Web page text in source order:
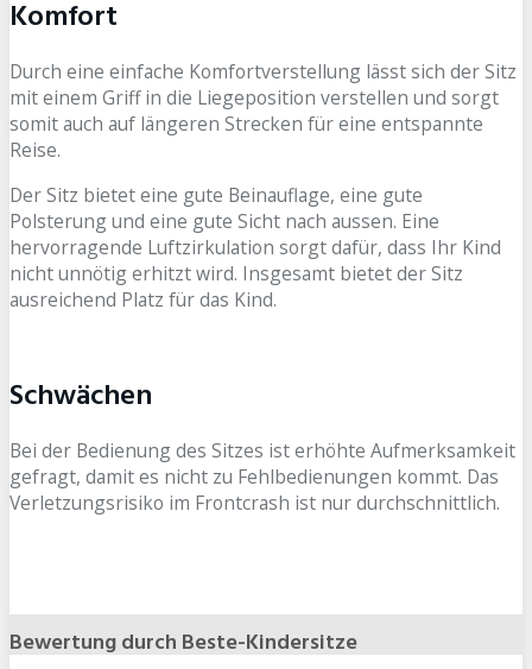
Komfort
Durch eine einfache Komfortverstellung lässt sich der Sitz
mit einem Griff in die Liegeposition verstellen und sorgt
somit auch auf längeren Strecken für eine entspannte
Reise.
Der Sitz bietet eine gute Beinauflage, eine gute
Polsterung und eine gute Sicht nach aussen. Eine
hervorragende Luftzirkulation sorgt dafür, dass Ihr Kind
nicht unnötig erhitzt wird. Insgesamt bietet der Sitz
ausreichend Platz für das Kind.
Schwächen
Bei der Bedienung des Sitzes ist erhöhte Aufmerksamkeit
gefragt, damit es nicht zu Fehlbedienungen kommt. Das
Verletzungsrisiko im Frontcrash ist nur durchschnittlich.
Bewertung durch Beste-Kindersitze